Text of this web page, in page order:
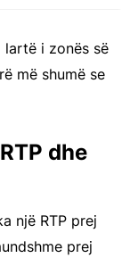
lartë i zonës së
më shumë se
dhe
një RTP prej
prej